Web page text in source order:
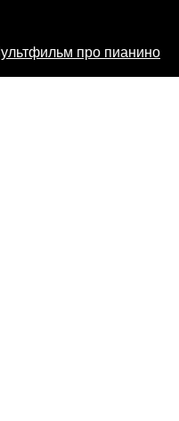
про пианино